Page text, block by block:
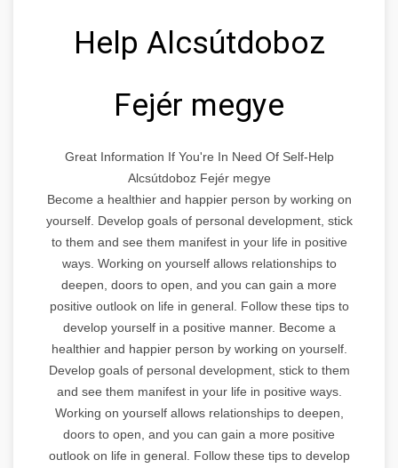
Help Alcsútdoboz
Fejér megye
Great Information If You're In Need Of Self-Help
Alcsútdoboz Fejér megye
Become a healthier and happier person by working on
yourself. Develop goals of personal development, stick
to them and see them manifest in your life in positive
ways. Working on yourself allows relationships to
deepen, doors to open, and you can gain a more
positive outlook on life in general. Follow these tips to
develop yourself in a positive manner. Become a
healthier and happier person by working on yourself.
Develop goals of personal development, stick to them
and see them manifest in your life in positive ways.
Working on yourself allows relationships to deepen,
doors to open, and you can gain a more positive
outlook on life in general. Follow these tips to develop